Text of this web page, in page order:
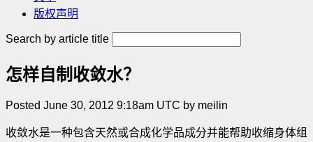
版权声明
Search by article title
怎样自制收敛水？
Posted June 30, 2012 9:18am UTC by meilin
收敛水是一种包含天然或合成化学品成分并能帮助收缩身体组